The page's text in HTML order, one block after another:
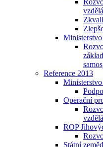
Reference 2013
Operační
ROP
Státní